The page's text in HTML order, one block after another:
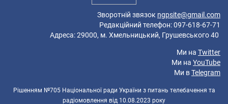
Зворотній звязок ngpsite@gmail.com
Редакційний телефон: 097-618-67-71
Адреса: 29000, м. Хмельницький, Грушевського 40
Ми на Twitter
Ми на YouTube
Ми вTelegram
Рішенням №705 Національної ради України з питань телебачення та
радіомовлення від 10.08.2023 року